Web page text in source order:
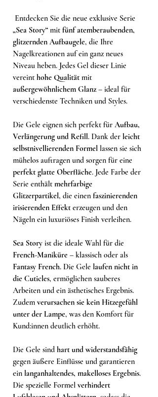
Entdecken Sie die neue exklusive Serie
„Sea Story“ mit fünf atemberaubenden,
glitzernden Aufbaugele, die Ihre
Nagelkreationen auf ein ganz neues
Niveau heben. Jedes Gel dieser Linie
vereint hohe Qualität mit
außergewöhnlichem Glanz – ideal für
verschiedenste Techniken und Styles.
Die Gele eignen sich perfekt für Aufbau,
Verlängerung und Refill. Dank der leicht
selbstnivellierenden Formel lassen sie sich
mühelos auftragen und sorgen für eine
perfekt glatte Oberfläche. Jede Farbe der
Serie enthält mehrfarbige
Glitzerpartikel, die einen faszinierenden
irisierenden Effekt erzeugen und den
Nägeln ein luxuriöses Finish verleihen.
Sea Story ist die ideale Wahl für die
French-Maniküre – klassisch oder als
Fantasy French. Die Gele laufen nicht in
die Cuticles, ermöglichen sauberes
Arbeiten und ein ästhetisches Ergebnis.
Zudem verursachen sie kein Hitzegefühl
unter der Lampe, was den Komfort für
Kund:innen deutlich erhöht.
Die Gele sind hart und widerstandsfähig
gegen äußere Einflüsse und garantieren
ein langanhaltendes, makelloses Ergebnis.
Die spezielle Formel verhindert